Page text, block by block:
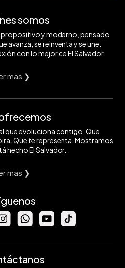
somos
y moderno, pensado
avanza, se reinventa y se une.
con lo mejor de El Salvador.
mas ❯
que evoluciona contigo. Que
Que te representa. Mostramos
hecho El Salvador.
mas ❯